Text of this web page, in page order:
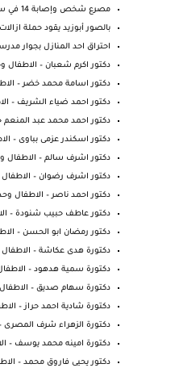
مصرع شخص وإصابة 14 في سقوط أتوبيس من أعلى الطريق ا...
بالصور أبوزيد يقود حملة
احتراق احد المنازل بجوار
دكتور اكرم شعبان – الاطفال
دكتور اسامة محمد خضر –
دكتور احمد ضياء الشريف –
دكتور احمد محمد عبد المنعم
دكتور اسكندر عزمى بباوى –
دكتور اشرف سالم – الاطفال
دكتور اشرف رضوان – الاطفال
دكتور احمد ناصر – الاطفال
دكتور عاطف حبيب شنودة –
دكتور رمضان ابو الحسن –
دكتورة هدى عكاشة – الاطفال
دكتورة سمية هدهود –
دكتورة سهام صديق – الاطفال
دكتورة شادية احمد حراز –
دكتورة الزهراء شرف المصرى –
دكتورة امينه محمد يوسف –
دكتور يحيى فاروق محمد –